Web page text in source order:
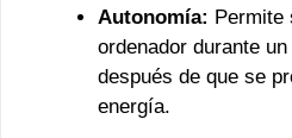
Autonomía: Permite
ordenador durante
después de que se
energía.